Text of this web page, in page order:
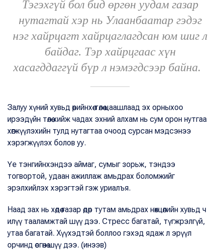
Тэгэхгүй бол бид өргөн уудам газар
нутагтай хэр нь Улаанбаатар гэдэг
нэг хайрцагт хайрцаглагдсан юм шиг л
байдаг. Тэр хайрцгаас хүн
хасагддаггүй бүр л нэмэгдсээр байна.
Залуу хүний хувьд өөрийнхөө төлөө цаашлаад эх орныхоо
ирээдүйн төлөө хийж чадах эхний алхам нь сум орон нутгаа
хөгжүүлэхийн тулд нутагтаа очоод сурсан мэдсэнээ
хэрэгжүүлэх болов уу.
Үе тэнгийнхэндээ аймаг, сумыг зорьж, тэндээ
тогвортой, удаан ажиллаж амьдрах боломжийг
эрэлхийлэх хэрэгтэй гэж уриалъя.
Наад зах нь хөдөө газар өдөр тутам амьдрах нөхцөлийн хувьд ч
илүү тааламжтай шүү дээ. Стресс багатай, түгжрэлгүй,
утаа багатай. Хүүхэдтэй боллоо гэхэд ядаж л эрүүл
орчинд өсгөнө шүү дээ. (инээв)